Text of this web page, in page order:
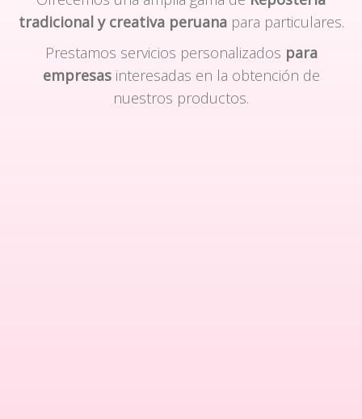
tradicional y creativa peruanapara particulares.
Prestamos servicios personalizados para
empresasinteresadas en la obtención de
nuestros productos.